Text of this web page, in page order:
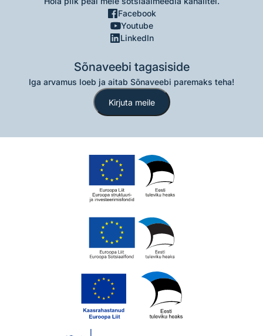
Facebook
Youtube
LinkedIn
Sõnaveebi tagasiside
Iga arvamus loeb ja aitab Sõnaveebi paremaks teha!
Kirjuta meile